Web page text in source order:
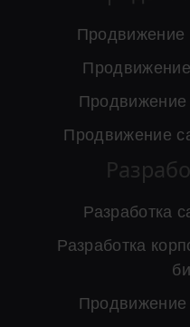
Продвижение
Продвижение
Продвижение
Разработка
Разработка
Продвижение